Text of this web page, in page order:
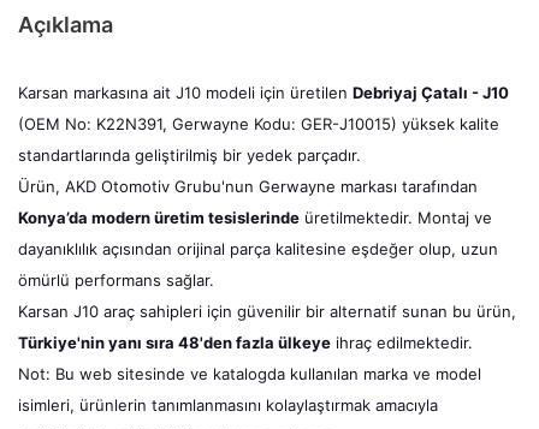
Açıklama
Karsan markasına ait J10 modeli için üretilen Debriyaj Çatalı - J10
(OEM No: K22N391, Gerwayne Kodu: GER-J10015) yüksek kalite
standartlarında geliştirilmiş bir yedek parçadır.
Ürün, AKD Otomotiv Grubu'nun Gerwayne markası tarafından
Konya’da modern üretim tesislerinde üretilmektedir. Montaj ve
dayanıklılık açısından orijinal parça kalitesine eşdeğer olup, uzun
ömürlü performans sağlar.
Karsan J10 araç sahipleri için güvenilir bir alternatif sunan bu ürün,
Türkiye'nin yanı sıra 48'den fazla ülkeye ihraç edilmektedir.
Not: Bu web sitesinde ve katalogda kullanılan marka ve model
isimleri, ürünlerin tanımlanmasını kolaylaştırmak amacıyla